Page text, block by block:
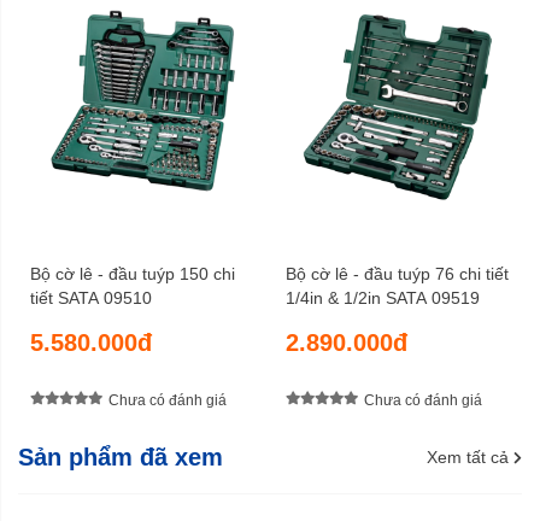
Bộ cờ lê - đầu tuýp 150 chi
tiết SATA 09510
5.580.000đ
Chưa có đánh giá
Bộ cờ lê - đầu tuýp 76 chi tiết
1/4in & 1/2in SATA 09519
2.890.000đ
Chưa có đánh giá
Sản phẩm đã xem Xem tất cả